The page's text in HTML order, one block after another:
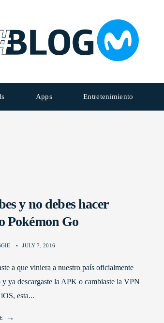
Apps Entretenimiento
y no debes hacer
Pokémon Go
• JULY 7, 2016
a que viniera a nuestro país oficialmente
ya descargaste la APK o cambiaste la VPN
esta...
→